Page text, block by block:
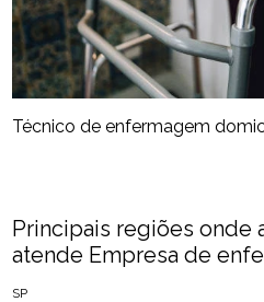
Técnico de enfermagem
Principais regiões onde
atende Empresa de
SP